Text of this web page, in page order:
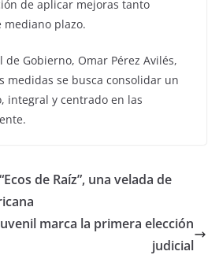
de aplicar mejoras tanto
mediano plazo.
de Gobierno, Omar Pérez Avilés,
medidas se busca consolidar un
integral y centrado en las
de Raíz”, una velada de
marca la primera elección
judicial